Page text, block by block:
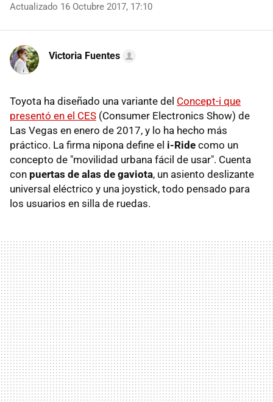
Actualizado 16 Octubre 2017, 17:10
Victoria Fuentes
Toyota ha diseñado una variante del Concept-i que
presentó en el CES (Consumer Electronics Show) de
Las Vegas en enero de 2017, y lo ha hecho más
práctico. La firma nipona define el i-Ride como un
concepto de "movilidad urbana fácil de usar". Cuenta
con puertas de alas de gaviota, un asiento deslizante
universal eléctrico y una joystick, todo pensado para
los usuarios en silla de ruedas.